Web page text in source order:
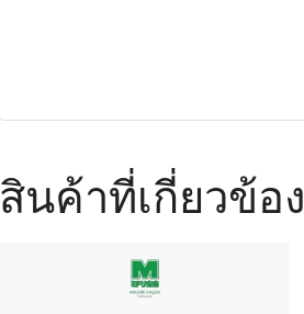
สินค้าที่เกี่ยวข้อง